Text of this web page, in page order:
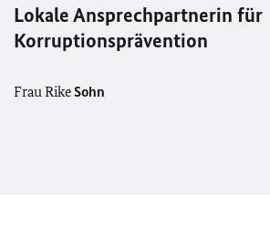
Lokale Ansprechpartnerin für
Korruptionsprävention
Frau RikeSohn